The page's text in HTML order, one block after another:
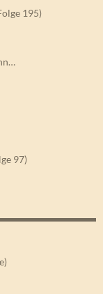
195)
97)